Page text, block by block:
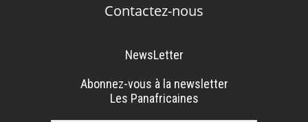
Contactez-nous
NewsLetter
Abonnez-vous à la newsletter
Les Panafricaines